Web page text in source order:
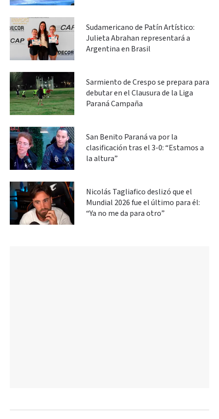
Sudamericano de Patín Artístico:
Julieta Abrahan representará a
Argentina en Brasil
Sarmiento de Crespo se prepara para
debutar en el Clausura de la Liga
Paraná Campaña
San Benito Paraná va por la
clasificación tras el 3-0: “Estamos a
la altura”
Nicolás Tagliafico deslizó que el
Mundial 2026 fue el último para él:
“Ya no me da para otro”